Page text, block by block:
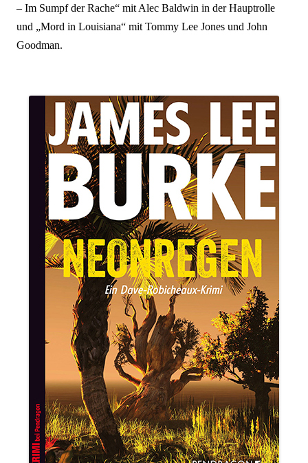
– Im Sumpf der Rache“ mit Alec Baldwin in der Hauptrolle
und „Mord in Louisiana“ mit Tommy Lee Jones und John
Goodman.